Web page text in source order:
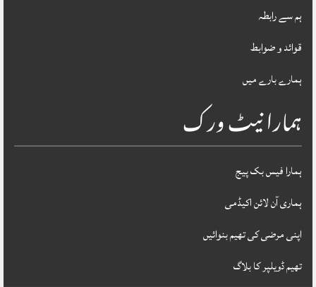
ہم سے رابطہ
قوائد و ضوابط
ہمارے بارے میں
ہمارا نیٹ ورک
ہمارا فیس بک پیج
ہماری آن لائن اکیڈمی
اپنی مرضی کی تھیم بنوائیں
تھیم ڈویلپر کا بلاگ